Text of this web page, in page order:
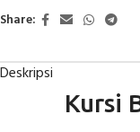
Share:
Deskripsi
Kursi